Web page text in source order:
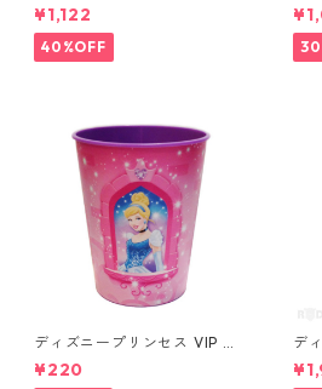
タッドピアス ブラック MARV
EL
¥1,122
40%OFF
タ
EL
ディズニープリンセス VIP パ
ーティーカップ コップ DISNE
Y
¥220
デ
ト&